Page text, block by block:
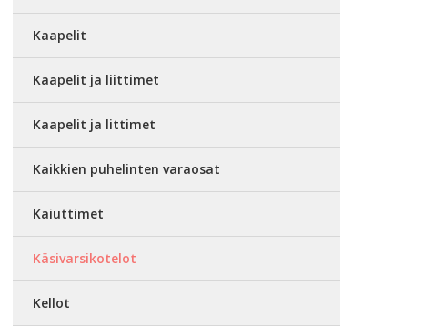
Kaapelit
Kaapelit ja liittimet
Kaapelit ja littimet
Kaikkien puhelinten varaosat
Kaiuttimet
Käsivarsikotelot
Kellot